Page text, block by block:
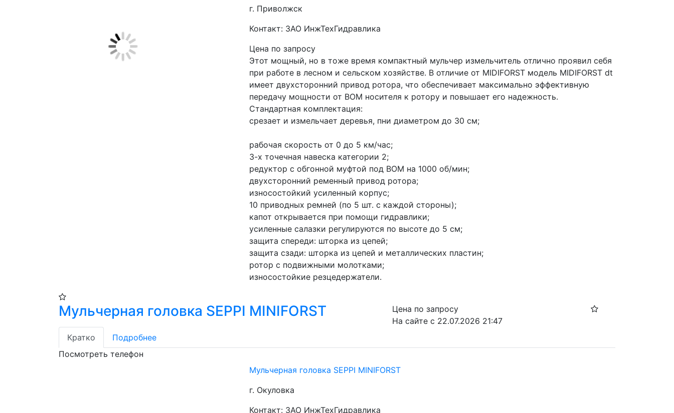
г. Приволжск
Контакт: ЗАО ИнжТехГидравлика
Цена по запросу
Этот мощный, но в тоже время компактный мульчер измельчитель отлично проявил себя
при работе в лесном и сельском хозяйстве. В отличие от MIDIFORST модель MIDIFORST dt
имеет двухсторонний привод ротора, что обеспечивает максимально эффективную
передачу мощности от ВОМ носителя к ротору и повышает его надежность.
Стандартная комплектация:
срезает и измельчает деревья, пни диаметром до 30 см;
рабочая скорость от 0 до 5 км/час;
3-х точечная навеска категории 2;
редуктор с обгонной муфтой под ВОМ на 1000 об/мин;
двухсторонний ременный привод ротора;
износостойкий усиленный корпус;
10 приводных ремней (по 5 шт. с каждой стороны);
капот открывается при помощи гидравлики;
усиленные салазки регулируются по высоте до 5 см;
защита спереди: шторка из цепей;
защита сзади: шторка из цепей и металлических пластин;
ротор с подвижными молотками;
износостойкие резцедержатели.
Мульчерная головка SEPPI MINIFORST
Цена по запросу
На сайте с 22.07.2026 21:47
Кратко
Подробнее
Посмотреть телефон
Мульчерная головка SEPPI MINIFORST
г. Окуловка
Контакт: ЗАО ИнжТехГидравлика